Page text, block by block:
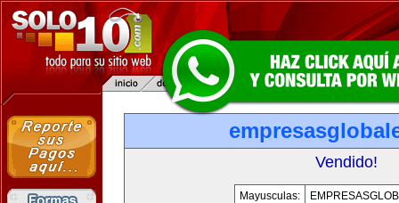
Vendido!
Mayusculas: